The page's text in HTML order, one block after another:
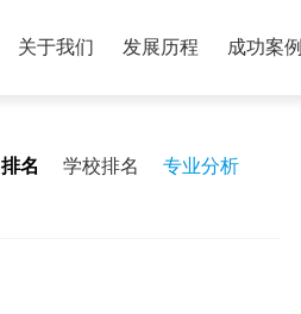
关于我们 发展历程 成功案例
排名 学校排名 专业分析